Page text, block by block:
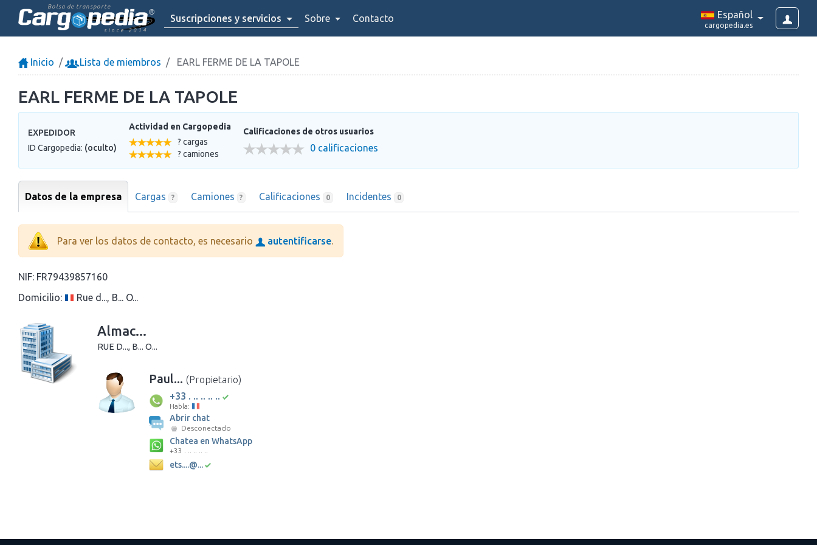
Bolsa de transporte
since 2014
Suscripciones y servicios Sobre Contacto Español
cargopedia.es
Inicio Lista de miembros EARL FERME DE LA TAPOLE
EARL FERME DE LA TAPOLE
EXPEDIDOR
ID Cargopedia: (oculto)
Actividad en Cargopedia
? cargas
? camiones
Calificaciones de otros usuarios
0 calificaciones
Datos de la empresa Cargas ? Camiones ? Calificaciones 0 Incidentes 0
Para ver los datos de contacto, es necesario autentificarse.
NIF: FR79439857160
Domicilio:
Rue d..., B... O...
Almac...
RUE D..., B... O...
Paul... (Propietario)
+33 . .. .. .. ..
Habla:
Abrir chat
Desconectado
Chatea en WhatsApp
+33 . .. .. .. ..
ets....@...